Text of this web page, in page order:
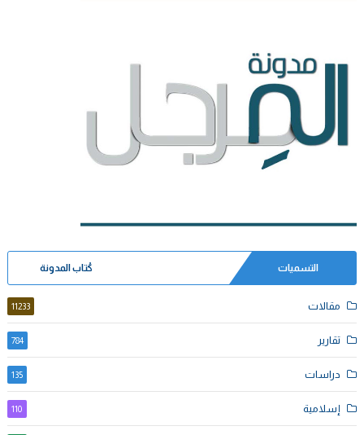
التسميات كُتاب المدونة
مقالات 11233
تقارير 784
دراسات 135
إسلامية 110